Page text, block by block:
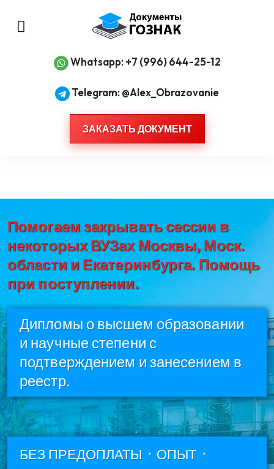
Whatsapp: +7 (996) 644-25-12
Telegram: @Alex_Obrazovanie
ЗАКАЗАТЬ ДОКУМЕНТ
Помогаем закрывать сессии в
некоторых ВУЗах Москвы, Моск.
области и Екатеринбурга. Помощь
при поступлении.
Дипломы о высшем образовании
и научные степени с
подтверждением и занесением в
реестр.
БЕЗ ПРЕДОПЛАТЫ
ОПЫТ